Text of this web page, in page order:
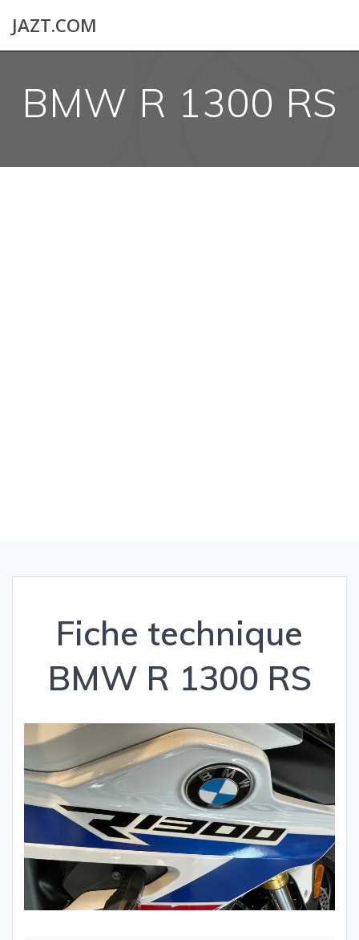
JAZT.COM
BMW R 1300 RS
Fiche technique
BMW R 1300 RS